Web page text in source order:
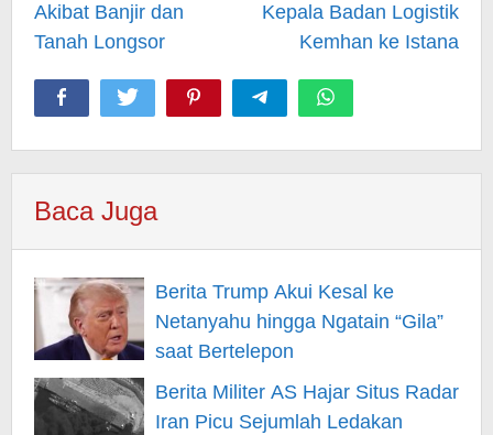
Akibat Banjir dan
Tanah Longsor
Kepala Badan Logistik
Kemhan ke Istana
Baca Juga
Berita Trump Akui Kesal ke
Netanyahu hingga Ngatain “Gila”
saat Bertelepon
Berita Militer AS Hajar Situs Radar
Iran Picu Sejumlah Ledakan